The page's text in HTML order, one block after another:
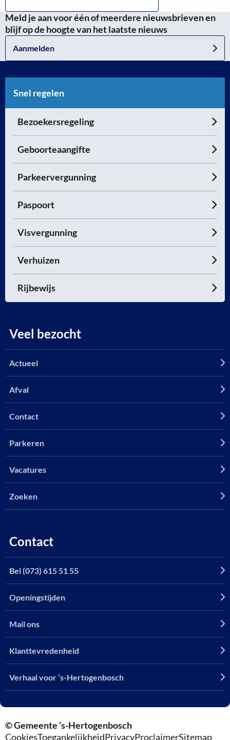
Meld je aan voor één of meerdere nieuwsbrieven en
blijf op de hoogte van het laatste nieuws
Aanmelden
Snel regelen
Bezoekersregeling
Geboorteaangifte
Parkeervergunning
Paspoort
Visvergunning
Verhuizen
Rijbewijs
Veel bezocht
Actueel
Afval
Contact
Parkeren
Vacatures
Zoeken
Contact
Bel (073) 615 51 55
Openingstijden
Mail ons
Klanttevredenheid
Verhaal voor ’s-Hertogenbosch
© Gemeente ’s-Hertogenbosch
CookiesToegankelijkheidPrivacyProclaimerSitemap